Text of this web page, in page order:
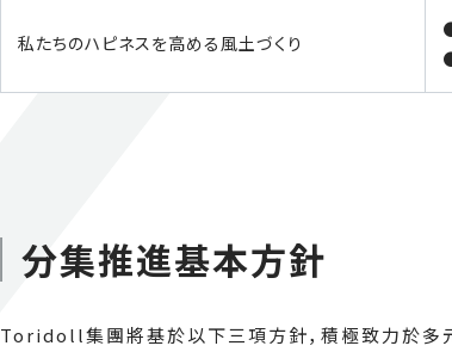
私たちのハピネスを高める風土づくり
分集推進基本方針
Toridoll集團將基於以下三項方針，積極致力於多